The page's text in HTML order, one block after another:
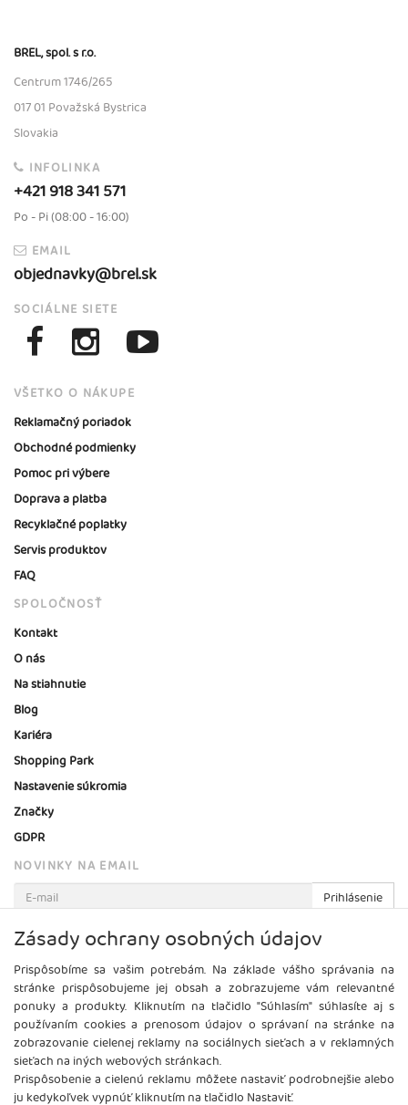
BREL, spol. s r.o.
Centrum 1746/265
017 01 Považská Bystrica
Slovakia
INFOLINKA
+421 918 341 571
Po - Pi (08:00 - 16:00)
EMAIL
objednavky@brel.sk
SOCIÁLNE SIETE
VŠETKO O NÁKUPE
Reklamačný poriadok
Obchodné podmienky
Pomoc pri výbere
Doprava a platba
Recyklačné poplatky
Servis produktov
FAQ
SPOLOČNOSŤ
Kontakt
O nás
Na stiahnutie
Blog
Kariéra
Shopping Park
Nastavenie súkromia
Značky
GDPR
NOVINKY NA EMAIL
Prihlásenie
Viac informácií o tejto službe
Zásady ochrany osobných údajov
Prispôsobíme sa vašim potrebám. Na základe vášho správania na
stránke prispôsobujeme jej obsah a zobrazujeme vám relevantné
ponuky a produkty. Kliknutím na tlačidlo "Súhlasím" súhlasíte aj s
používaním cookies a prenosom údajov o správaní na stránke na
zobrazovanie cielenej reklamy na sociálnych sieťach a v reklamných
sieťach na iných webových stránkach.
Prispôsobenie a cielenú reklamu môžete nastaviť podrobnejšie alebo
ju kedykoľvek vypnúť kliknutím na tlačidlo Nastaviť.